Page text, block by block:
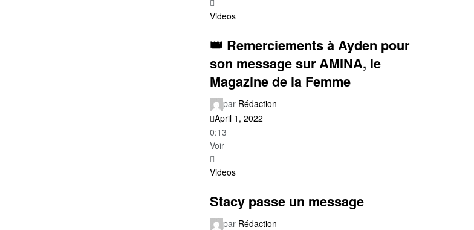
Videos
👑 Remerciements à Ayden pour
son message sur AMINA, le
Magazine de la Femme
par Rédaction
April 1, 2022
0:13
Voir
Videos
Stacy passe un message
par Rédaction